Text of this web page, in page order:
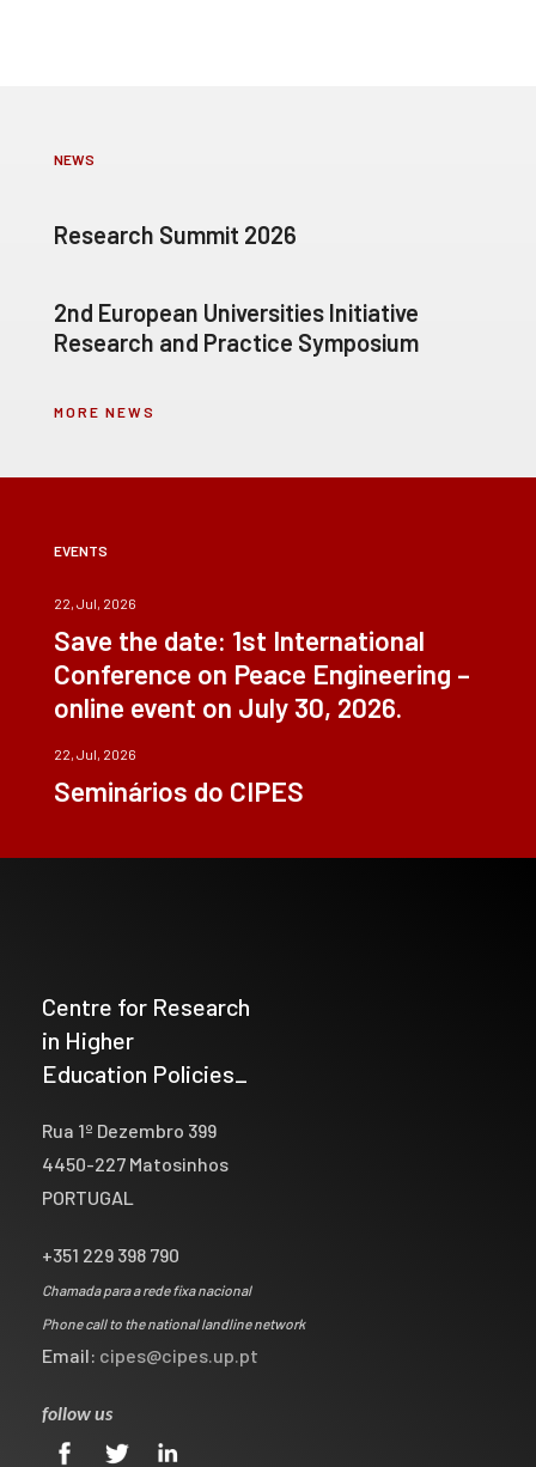
NEWS
Research Summit 2026
2nd European Universities Initiative
Research and Practice Symposium
MORE NEWS
EVENTS
22, Jul, 2026
Save the date: 1st International
Conference on Peace Engineering –
online event on July 30, 2026.
22, Jul, 2026
Seminários do CIPES
Centre for Research
in Higher
Education Policies_
Rua 1º Dezembro 399
4450-227 Matosinhos
PORTUGAL
+351 229 398 790
Chamada para a rede fixa nacional
Phone call to the national landline network
Email: cipes@cipes.up.pt
follow us